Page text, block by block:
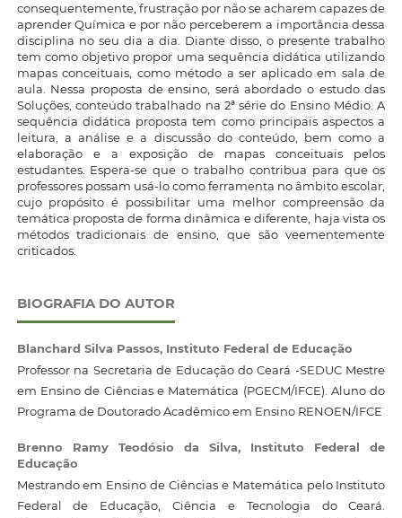
consequentemente, frustração por não se acharem capazes de
aprender Química e por não perceberem a importância dessa
disciplina no seu dia a dia. Diante disso, o presente trabalho
tem como objetivo propor uma sequência didática utilizando
mapas conceituais, como método a ser aplicado em sala de
aula. Nessa proposta de ensino, será abordado o estudo das
Soluções, conteúdo trabalhado na 2ª série do Ensino Médio. A
sequência didática proposta tem como principais aspectos a
leitura, a análise e a discussão do conteúdo, bem como a
elaboração e a exposição de mapas conceituais pelos
estudantes. Espera-se que o trabalho contribua para que os
professores possam usá-lo como ferramenta no âmbito escolar,
cujo propósito é possibilitar uma melhor compreensão da
temática proposta de forma dinâmica e diferente, haja vista os
métodos tradicionais de ensino, que são veementemente
criticados.
BIOGRAFIA DO AUTOR
Blanchard Silva Passos, Instituto Federal de Educação
Professor na Secretaria de Educação do Ceará -SEDUC Mestre
em Ensino de Ciências e Matemática (PGECM/IFCE). Aluno do
Programa de Doutorado Acadêmico em Ensino RENOEN/IFCE
Brenno Ramy Teodósio da Silva, Instituto Federal de
Educação
Mestrando em Ensino de Ciências e Matemática pelo Instituto
Federal de Educação, Ciência e Tecnologia do Ceará.